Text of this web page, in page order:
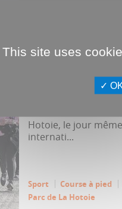
Réservé aux
Hotoie, le jour
internati...
Sport Course à pied
Parc de La Hotoie
This site uses